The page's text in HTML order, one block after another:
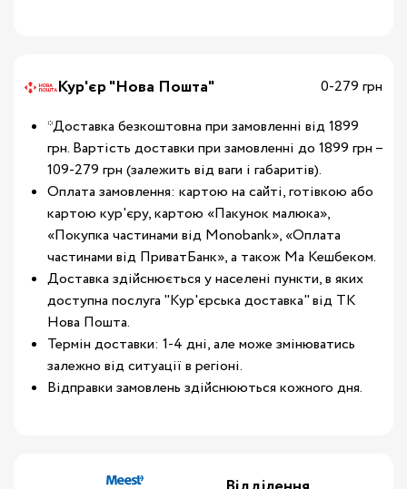
Кур'єр "Нова Пошта"
0-279 грн
*Доставка безкоштовна при замовленні від 1899
грн. Вартість доставки при замовленні до 1899 грн –
109-279 грн (залежить від ваги і габаритів).
Оплата замовлення: картою на сайті, готівкою або
картою кур'єру, картою «Пакунок малюка»,
«Покупка частинами від Monobank», «Оплата
частинами від ПриватБанк», а також Ма Кешбеком.
Доставка здійснюється у населені пункти, в яких
доступна послуга "Кур'єрська доставка" від ТК
Нова Пошта.
Термін доставки: 1-4 дні, але може змінюватись
залежно від ситуації в регіоні.
Відправки замовлень здійснюються кожного дня.